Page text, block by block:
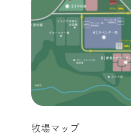
牧場マップ